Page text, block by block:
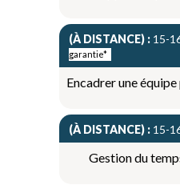
(À DISTANCE) : 15-
garantie*
Encadrer une
(À DISTANCE) : 15-
Gestion du